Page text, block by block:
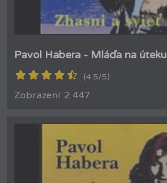
Pavol Habera - Mláďa na úteku
(4.5/5)
Zobrazení: 2 447